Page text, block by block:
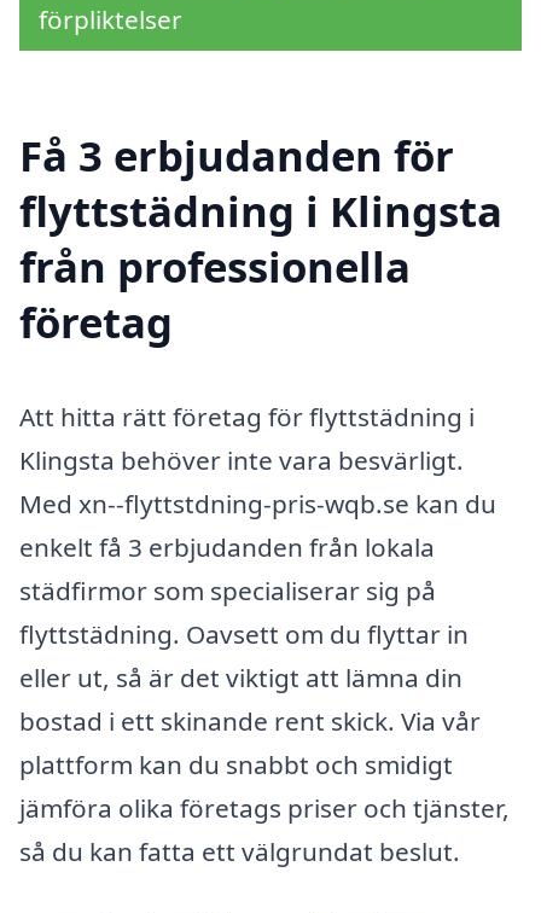
förpliktelser
Få 3 erbjudanden för
flyttstädning i Klingsta
från professionella
företag
Att hitta rätt företag för flyttstädning i
Klingsta behöver inte vara besvärligt.
Med xn--flyttstdning-pris-wqb.se kan du
enkelt få 3 erbjudanden från lokala
städfirmor som specialiserar sig på
flyttstädning. Oavsett om du flyttar in
eller ut, så är det viktigt att lämna din
bostad i ett skinande rent skick. Via vår
plattform kan du snabbt och smidigt
jämföra olika företags priser och tjänster,
så du kan fatta ett välgrundat beslut.